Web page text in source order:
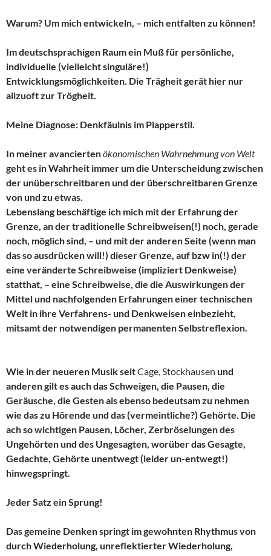
Warum? Um mich entwickeln, – mich entfalten zu können!
Im deutschsprachigen Raum ein Muß für persönliche,
individuelle (vielleicht singuläre!)
Entwicklungsmöglichkeiten. Die Trägheit gerät hier nur
allzuoft zur Trögheit.
Meine Diagnose: Denkfäulnis im Plapperstil.
In meiner avanciertenökonomischen Wahrnehmung von Welt
geht es in Wahrheit immer um die Unterscheidung zwischen
der unüberschreitbaren und der überschreitbaren Grenze
von und zu etwas.
Lebenslang beschäftige ich mich mit der Erfahrung der
Grenze, an der traditionelle Schreibweisen(!) noch, gerade
noch, möglich sind, – und mit der anderen Seite (wenn man
das so ausdrücken will!) dieser Grenze, auf bzw in(!) der
eine veränderte Schreibweise (impliziert Denkweise)
statthat, – eine Schreibweise, die die Auswirkungen der
Mittel und nachfolgenden Erfahrungen einer technischen
Welt in ihre Verfahrens- und Denkweisen einbezieht,
mitsamt der notwendigen permanenten Selbstreflexion.
Wie in der neueren Musik seitCage, Stockhausen und
anderen gilt es auch das Schweigen, die Pausen, die
Geräusche, die Gesten als ebenso bedeutsam zu nehmen
wie das zu Hörende und das (vermeintliche?) Gehörte. Die
ach so wichtigen Pausen, Löcher, Zerbröselungen des
Ungehörten und des Ungesagten, worüber das Gesagte,
Gedachte, Gehörte unentwegt (leider un-entwegt!)
hinwegspringt.
Jeder Satz ein Sprung!
Das gemeine Denken springt im gewohnten Rhythmus von
durch Wiederholung, unreflektierter Wiederholung,